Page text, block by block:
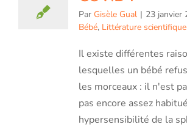
Par Gisèle Gual | 23 janvier
Bébé, Littérature scientifique
Il existe différentes
lesquelles un bébé
les morceaux : il n'est
pas encore assez
hypersensibilité de la